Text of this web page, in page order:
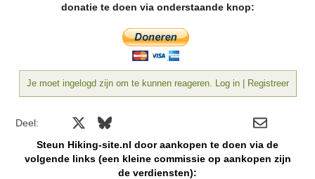
donatie te doen via onderstaande knop:
Je moet ingelogd zijn om te kunnen reageren. Log in | Registreer
Deel: Facebook Bluesky WhatsApp
E-mail
Steun Hiking-site.nl door aankopen te doen via de
volgende links (een kleine commissie op aankopen zijn
de verdiensten):